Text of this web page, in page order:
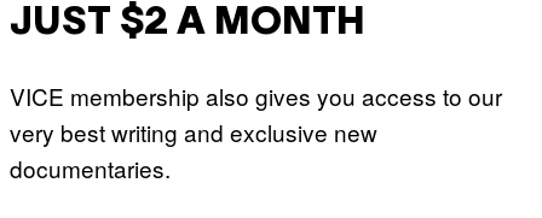
JUST $2 A MONTH
VICE membership also gives you access to our
very best writing and exclusive new
documentaries.